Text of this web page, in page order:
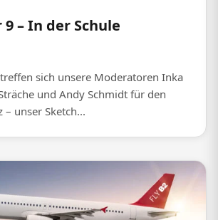
– In der Schule
sich unsere Moderatoren Inka
und Andy Schmidt für den
– unser Sketch...